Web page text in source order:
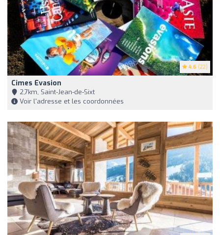
4.6 (22)
Cimes Evasion
2,7km, Saint-Jean-de-Sixt
Voir l'adresse et les coordonnées